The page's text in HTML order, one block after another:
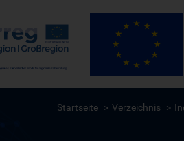
Startseite Verzeichnis